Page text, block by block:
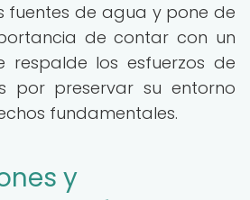
fuentes de agua y pone de
de contar con un
respalde los esfuerzos de
por preservar su entorno
fundamentales.
y